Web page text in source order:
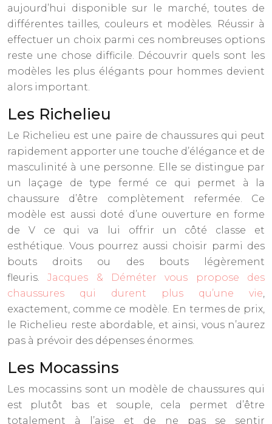
aujourd’hui disponible sur le marché, toutes de
différentes tailles, couleurs et modèles. Réussir à
effectuer un choix parmi ces nombreuses options
reste une chose difficile. Découvrir quels sont les
modèles les plus élégants pour hommes devient
alors important.
Les Richelieu
Le Richelieu est une paire de chaussures qui peut
rapidement apporter une touche d’élégance et de
masculinité à une personne. Elle se distingue par
un laçage de type fermé ce qui permet à la
chaussure d’être complètement refermée. Ce
modèle est aussi doté d’une ouverture en forme
de V ce qui va lui offrir un côté classe et
esthétique. Vous pourrez aussi choisir parmi des
bouts droits ou des bouts légèrement
fleuris.Jacques & Déméter vous propose des
chaussures qui durent plus qu’une vie,
exactement, comme ce modèle. En termes de prix,
le Richelieu reste abordable, et ainsi, vous n’aurez
pas à prévoir des dépenses énormes.
Les Mocassins
Les mocassins sont un modèle de chaussures qui
est plutôt bas et souple, cela permet d’être
totalement à l’aise et de ne pas se sentir